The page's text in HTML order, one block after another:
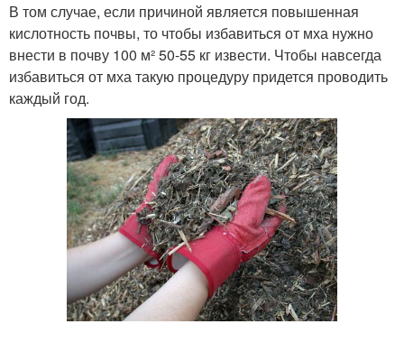
В том случае, если причиной является повышенная
кислотность почвы, то чтобы избавиться от мха нужно
внести в почву 100 м² 50-55 кг извести. Чтобы навсегда
избавиться от мха такую процедуру придется проводить
каждый год.